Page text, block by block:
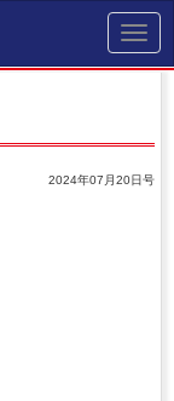
2024年07月20日号